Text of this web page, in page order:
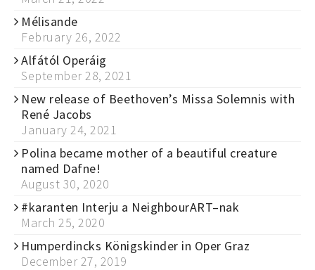
Mélisande
February 26, 2022
Alfától Operáig
September 28, 2021
New release of Beethoven’s Missa Solemnis with
René Jacobs
January 24, 2021
Polina became mother of a beautiful creature
named Dafne!
August 30, 2020
#karanten Interju a NeighbourART–nak
March 25, 2020
Humperdincks Königskinder in Oper Graz
December 27, 2019